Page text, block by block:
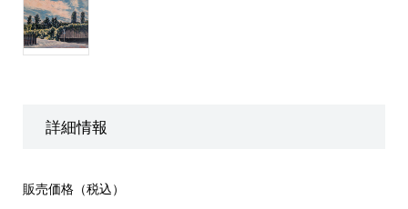
詳細情報
販売価格（税込）